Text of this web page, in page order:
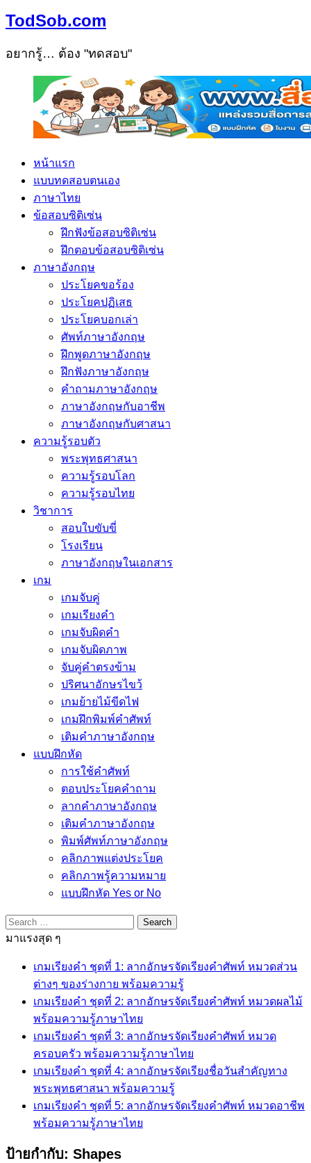
TodSob.com
อยากรู้… ต้อง "ทดสอบ"
หน้าแรก
แบบทดสอบตนเอง
ภาษาไทย
ข้อสอบซิติเซ่น
ฝึกฟังข้อสอบซิติเซ่น
ฝึกตอบข้อสอบซิติเซ่น
ภาษาอังกฤษ
ประโยคขอร้อง
ประโยคปฏิเสธ
ประโยคบอกเล่า
ศัพท์ภาษาอังกฤษ
ฝึกพูดภาษาอังกฤษ
ฝึกฟังภาษาอังกฤษ
คำถามภาษาอังกฤษ
ภาษาอังกฤษกับอาชีพ
ภาษาอังกฤษกับศาสนา
ความรู้รอบตัว
พระพุทธศาสนา
ความรู้รอบโลก
ความรู้รอบไทย
วิชาการ
สอบใบขับขี่
โรงเรียน
ภาษาอังกฤษในเอกสาร
เกม
เกมจับคู่
เกมเรียงคำ
เกมจับผิดคำ
เกมจับผิดภาพ
จับคู่คำตรงข้าม
ปริศนาอักษรไขว้
เกมย้ายไม้ขีดไฟ
เกมฝึกพิมพ์คำศัพท์
เติมคำภาษาอังกฤษ
แบบฝึกหัด
การใช้คำศัพท์
ตอบประโยคคำถาม
ลากคำภาษาอังกฤษ
เติมคำภาษาอังกฤษ
พิมพ์ศัพท์ภาษาอังกฤษ
คลิกภาพแต่งประโยค
คลิกภาพรู้ความหมาย
แบบฝึกหัด Yes or No
Search
for:
มาแรงสุด ๆ
เกมเรียงคำ ชุดที่ 1: ลากอักษรจัดเรียงคำศัพท์ หมวดส่วน
ต่างๆ ของร่างกาย พร้อมความรู้
เกมเรียงคำ ชุดที่ 2: ลากอักษรจัดเรียงคำศัพท์ หมวดผลไม้
พร้อมความรู้ภาษาไทย
เกมเรียงคำ ชุดที่ 3: ลากอักษรจัดเรียงคำศัพท์ หมวด
ครอบครัว พร้อมความรู้ภาษาไทย
เกมเรียงคำ ชุดที่ 4: ลากอักษรจัดเรียงชื่อวันสำคัญทาง
พระพุทธศาสนา พร้อมความรู้
เกมเรียงคำ ชุดที่ 5: ลากอักษรจัดเรียงคำศัพท์ หมวดอาชีพ
พร้อมความรู้ภาษาไทย
ป้ายกำกับ: Shapes